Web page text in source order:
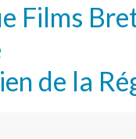
Films
de la